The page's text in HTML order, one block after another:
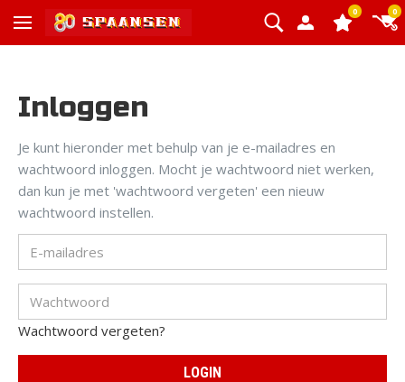
0 0
Inloggen
Je kunt hieronder met behulp van je e-mailadres en
wachtwoord inloggen. Mocht je wachtwoord niet werken,
dan kun je met 'wachtwoord vergeten' een nieuw
wachtwoord instellen.
Wachtwoord vergeten?